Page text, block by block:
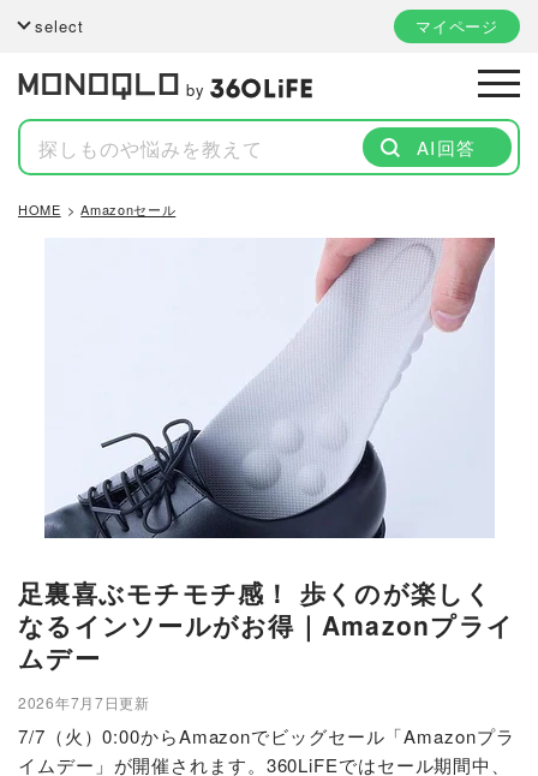
select マイページ
by
AI回答
HOME Amazonセール
足裏喜ぶモチモチ感！ 歩くのが楽しく
なるインソールがお得｜Amazonプライ
ムデー
2026年7月7日更新
7/7（火）0:00からAmazonでビッグセール「Amazonプラ
イムデー」が開催されます。360LiFEではセール期間中、